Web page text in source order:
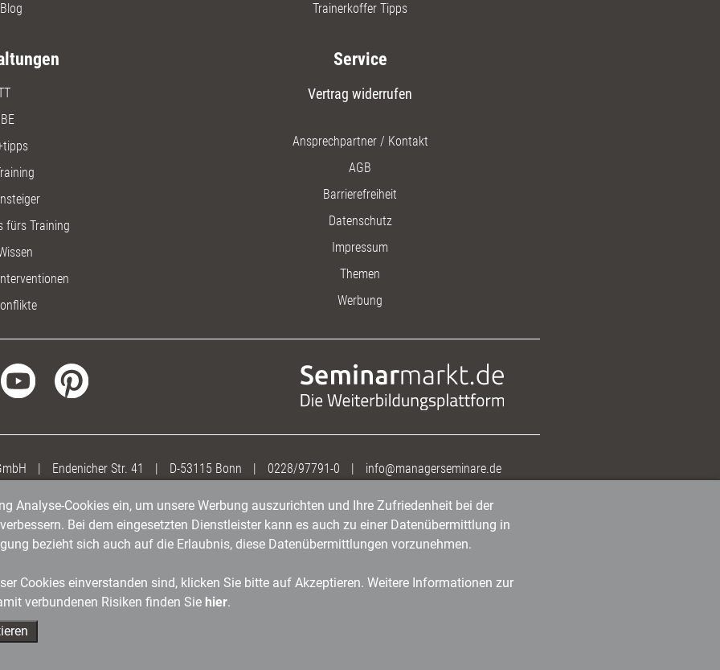
Trainerkoffer Tipps
fürs Training
Service
Vertrag widerrufen
Ansprechpartner / Kontakt
AGB
Barrierefreiheit
Datenschutz
Impressum
Themen
Werbung
| Endenicher Str. 41 | D-53115 Bonn | 0228/97791-0 | info@managerseminare.de
Analyse-Cookies ein, um unsere Werbung auszurichten und Ihre Zufriedenheit bei der
Bei dem eingesetzten Dienstleister kann es auch zu einer Datenübermittlung in
bezieht sich auch auf die Erlaubnis, diese Datenübermittlungen vorzunehmen.
Cookies einverstanden sind, klicken Sie bitte auf Akzeptieren. Weitere Informationen zur
verbundenen Risiken finden Sie hier.